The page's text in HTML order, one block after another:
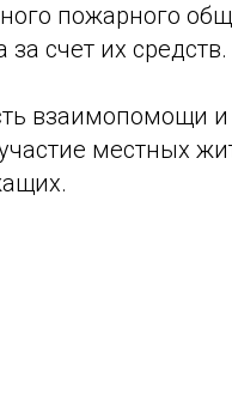
пожарного
счет их средств.
взаимопомощи
местных